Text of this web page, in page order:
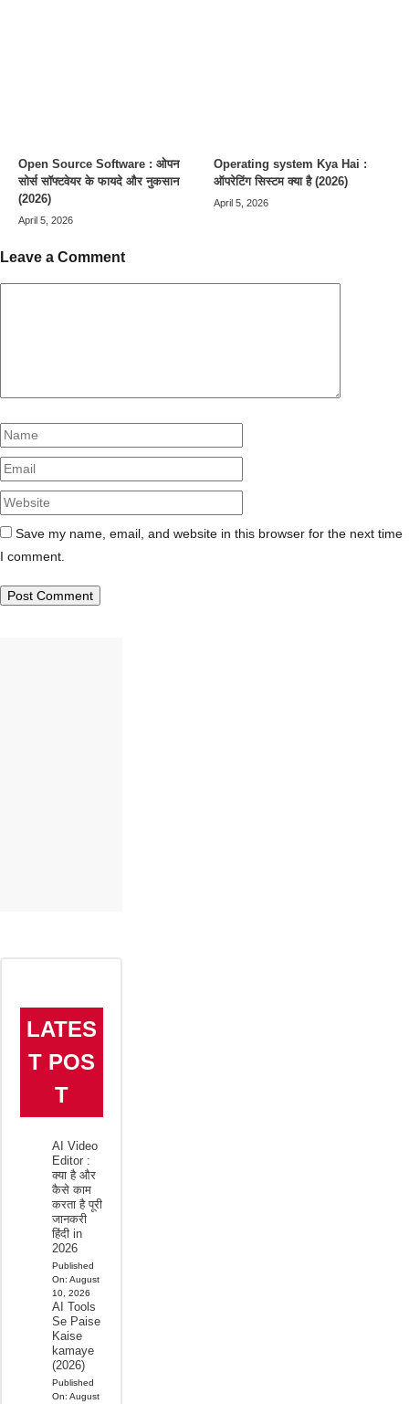
Open Source Software : ओपन
सोर्स सॉफ्टवेयर के फायदे और नुकसान
(2026)
April 5, 2026
Operating system Kya Hai :
ऑपरेटिंग सिस्टम क्या है (2026)
April 5, 2026
Leave a Comment
Name
Save my name, email, and website in this browser for the next time
I comment.
LATES
T POS
T
AI Video
Editor :
क्या है और
कैसे काम
करता है पूरी
जानकरी
हिंदी in
2026
Published
On: August
10, 2026
AI Tools
Se Paise
Kaise
kamaye
(2026)
Published
On: August